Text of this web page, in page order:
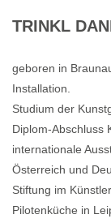
TRINKL
geboren in
Installation.
Studium der
Diplom-Abschluss
internationale
Österreich und
Stiftung im
Pilotenküche in